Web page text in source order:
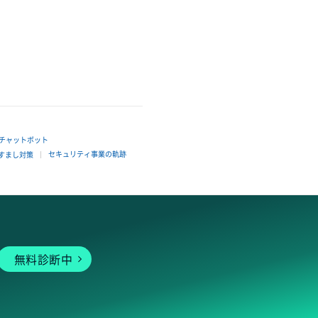
ャットボット
まし対策
セキュリティ事業の軌跡
無料診断中